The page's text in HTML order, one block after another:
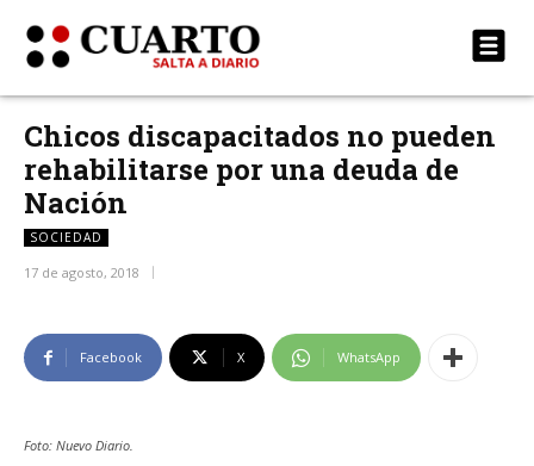
Chicos discapacitados no pueden
rehabilitarse por una deuda de
Nación
SOCIEDAD
17 de agosto, 2018
Facebook X WhatsApp
Foto: Nuevo Diario.